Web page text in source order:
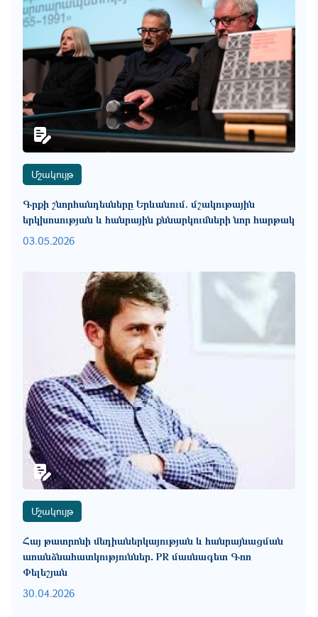
Մշակույթ
Գրքի շնորհանդեսները Երևանում. մշակութային
երկխոսության և հանրային քննարկումների նոր հարթակ
03.05.2026
Մշակույթ
Հայ թատրոնի մեդիաներկայության և հանրայնացման
առանձնահատկություններ․ PR մասնագետ Գոռ
Փելեշյան
30.04.2026